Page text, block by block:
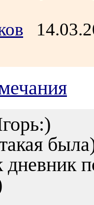
дневник